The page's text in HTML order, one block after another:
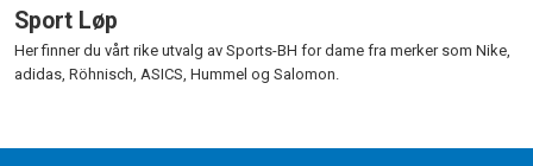
Sport Løp
Her finner du vårt rike utvalg av Sports-BH for dame fra merker som Nike,
adidas, Röhnisch, ASICS, Hummel og Salomon.